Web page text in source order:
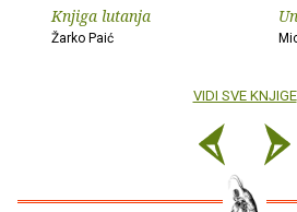
Knjiga lutanja
Žarko Paić
VIDI SVE KNJIGE